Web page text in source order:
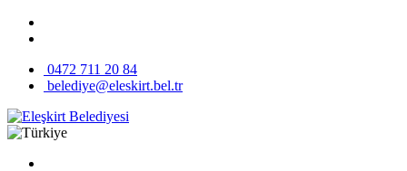
0472 711 20 84
belediye@eleskirt.bel.tr